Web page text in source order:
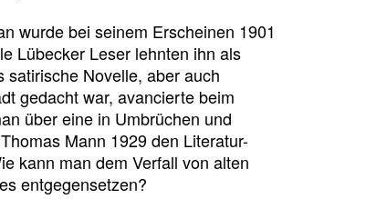
wurde bei seinem Erscheinen 1901
Lübecker Leser lehnten ihn als
satirische Novelle, aber auch
gedacht war, avancierte beim
über eine in Umbrüchen und
Mann 1929 den Literatur-
kann man dem Verfall von alten
entgegensetzen?